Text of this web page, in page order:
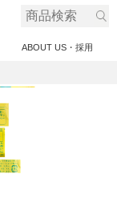
ABOUT US・採用